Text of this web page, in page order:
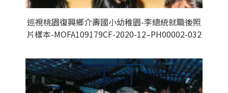
巡視桃園復興鄉介壽國小幼稚園-李總統就職後照
片樣本-MOFA109179CF-2020-12–PH00002-032